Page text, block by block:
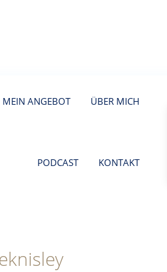
MEIN ANGEBOT ÜBER MICH
PODCAST KONTAKT